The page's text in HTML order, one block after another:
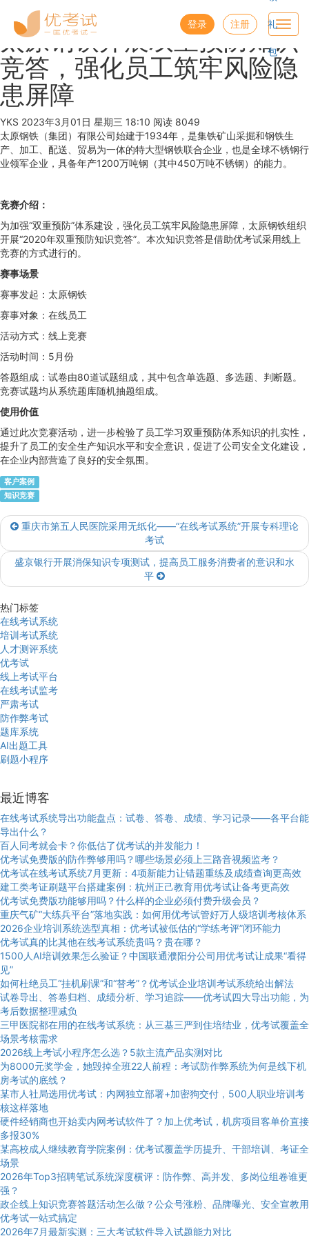
登录 注册 礼
包
太原钢铁开展双重预防知识
竞答，强化员工筑牢风险隐
患屏障
YKS 2023年3月01日 星期三 18:10 阅读 8049
太原钢铁（集团）有限公司始建于1934年，是集铁矿山采掘和钢铁生
产、加工、配送、贸易为一体的特大型钢铁联合企业，也是全球不锈钢行
业领军企业，具备年产1200万吨钢（其中450万吨不锈钢）的能力。
竞赛介绍：
为加强“双重预防”体系建设，强化员工筑牢风险隐患屏障，太原钢铁组织
开展“2020年双重预防知识竞答”。本次知识竞答是借助优考试采用线上
竞赛的方式进行的。
赛事场景
赛事发起：太原钢铁
赛事对象：在线员工
活动方式：线上竞赛
活动时间：5月份
答题组成：试卷由80道试题组成，其中包含单选题、多选题、判断题。
竞赛试题均从系统题库随机抽题组成。
使用价值
通过此次竞赛活动，进一步检验了员工学习双重预防体系知识的扎实性，
提升了员工的安全生产知识水平和安全意识，促进了公司安全文化建设，
在企业内部营造了良好的安全氛围。
客户案例
知识竞赛
重庆市第五人民医院采用无纸化——“在线考试系统”开展专科理论
考试
盛京银行开展消保知识专项测试，提高员工服务消费者的意识和水
平
热门标签
在线考试系统
培训考试系统
人才测评系统
优考试
线上考试平台
在线考试监考
严肃考试
防作弊考试
题库系统
AI出题工具
刷题小程序
最近博客
在线考试系统导出功能盘点：试卷、答卷、成绩、学习记录——各平台能
导出什么？
百人同考就会卡？你低估了优考试的并发能力！
优考试免费版的防作弊够用吗？哪些场景必须上三路音视频监考？
优考试在线考试系统7月更新：4项新能力让错题重练及成绩查询更高效
建工类考证刷题平台搭建案例：杭州正己教育用优考试让备考更高效
优考试免费版功能够用吗？什么样的企业必须付费升级会员？
重庆气矿“大练兵平台”落地实践：如何用优考试管好万人级培训考核体系
2026企业培训系统选型真相：优考试被低估的“学练考评”闭环能力
优考试真的比其他在线考试系统贵吗？贵在哪？
1500人AI培训效果怎么验证？中国联通濮阳分公司用优考试让成果“看得
见”
如何杜绝员工“挂机刷课”和“替考”？优考试企业培训考试系统给出解法
试卷导出、答卷归档、成绩分析、学习追踪——优考试四大导出功能，为
考后数据整理减负
三甲医院都在用的在线考试系统：从三基三严到住培结业，优考试覆盖全
场景考核需求
2026线上考试小程序怎么选？5款主流产品实测对比
为8000元奖学金，她毁掉全班22人前程：考试防作弊系统为何是线下机
房考试的底线？
某市人社局选用优考试：内网独立部署+加密狗交付，500人职业培训考
核这样落地
硬件经销商也开始卖内网考试软件了？加上优考试，机房项目客单价直接
多报30%
某高校成人继续教育学院案例：优考试覆盖学历提升、干部培训、考证全
场景
2026年Top3招聘笔试系统深度横评：防作弊、高并发、多岗位组卷谁更
强？
政企线上知识竞赛答题活动怎么做？公众号涨粉、品牌曝光、安全宣教用
优考试一站式搞定
2026年7月最新实测：三大考试软件导入试题能力对比